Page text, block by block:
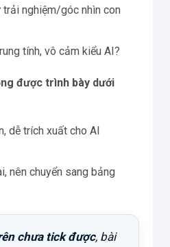
nghiệm/góc nhìn con
tính, vô cảm kiểu AI?
được trình bày dưới
dễ trích xuất cho AI
nên chuyển sang bảng
chưa tick được, bài